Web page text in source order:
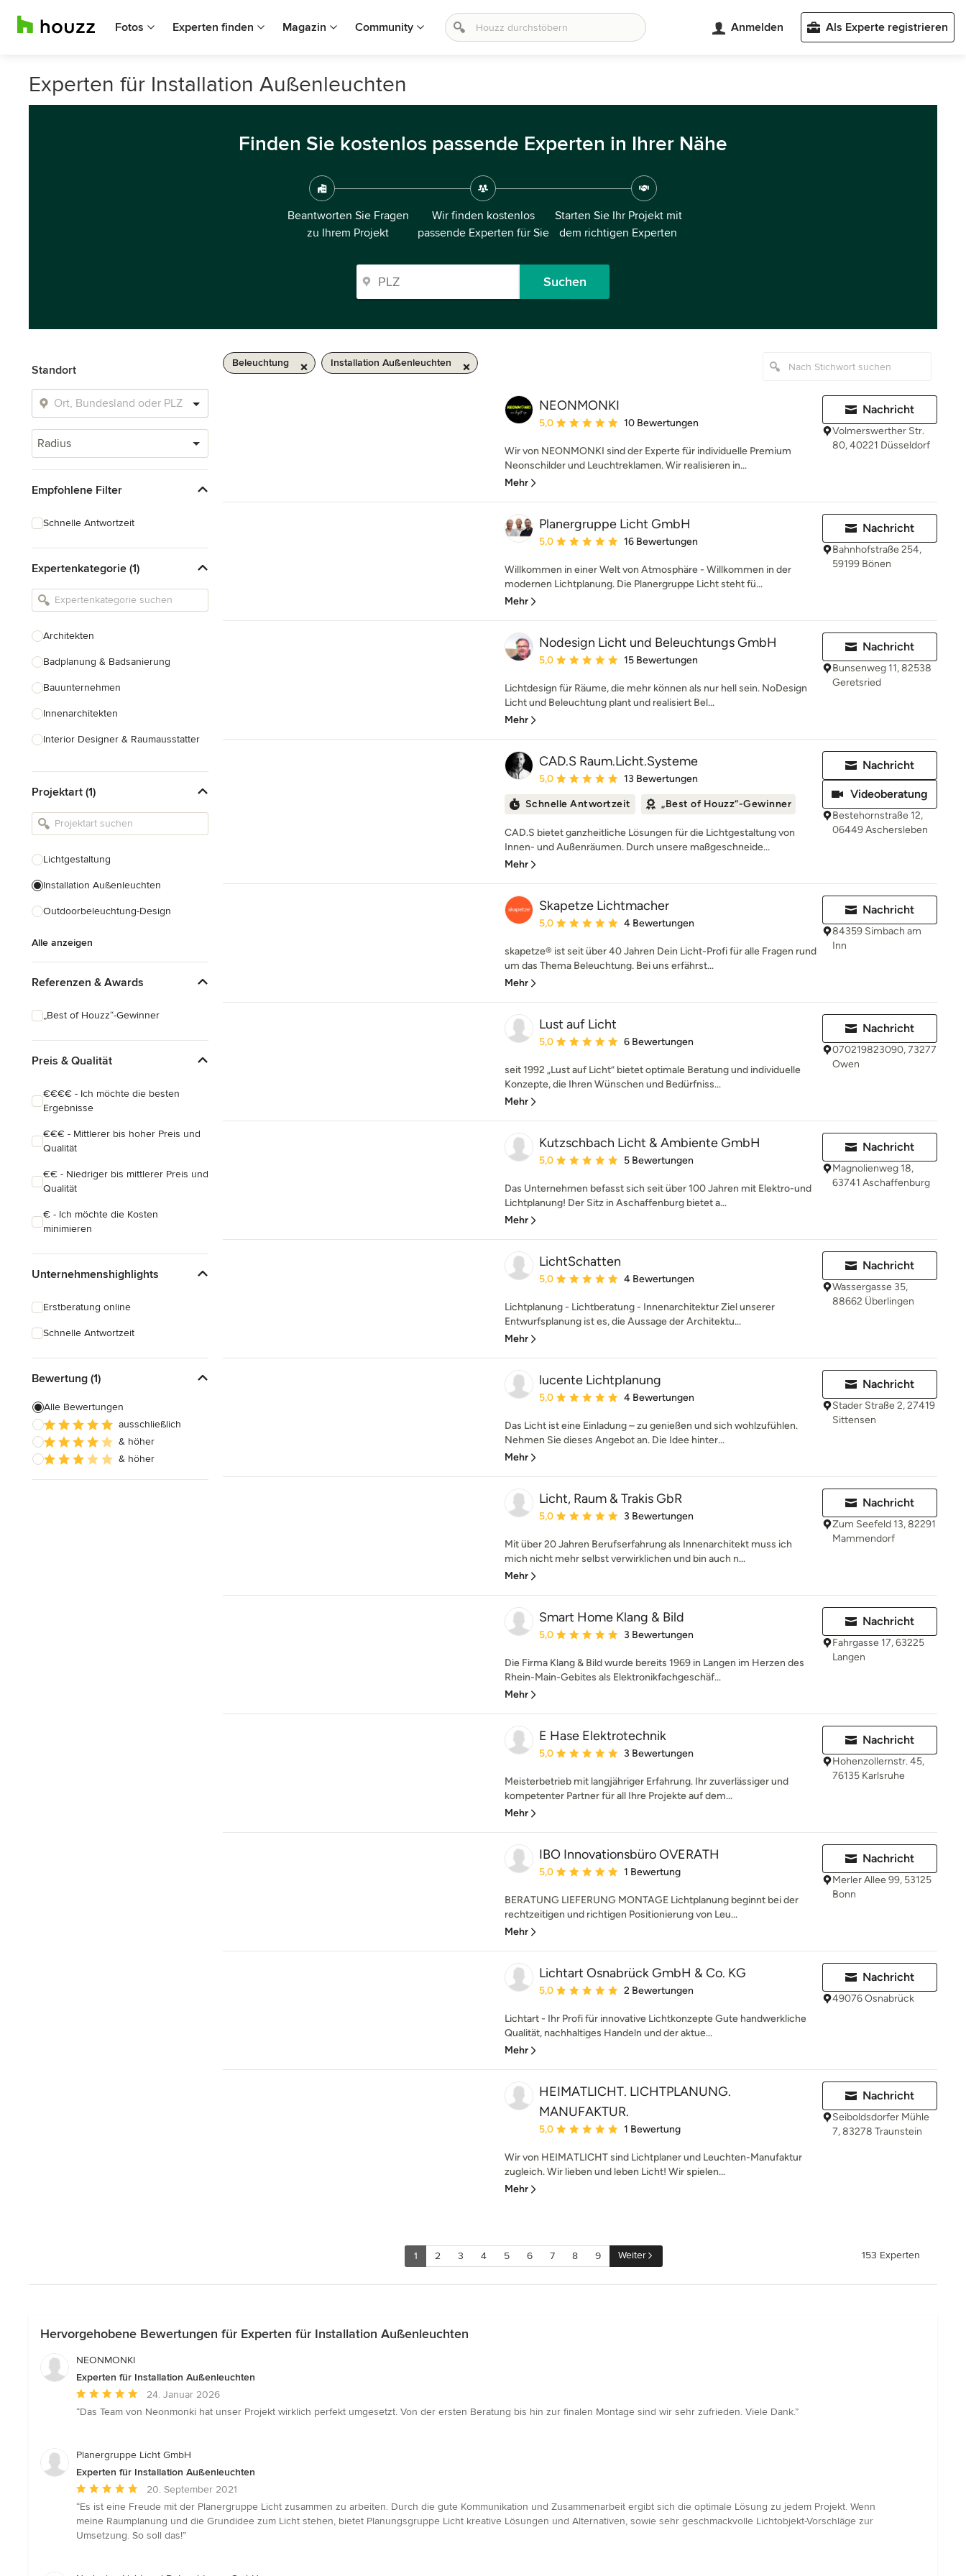
Fotos Experten finden Magazin Community Anmelden Als Experte registrieren
Experten für Installation Außenleuchten
Finden Sie kostenlos passende Experten in Ihrer Nähe
Beantworten Sie Fragen
zu Ihrem Projekt
Wir finden kostenlos
passende Experten für Sie
Starten Sie Ihr Projekt mit
dem richtigen Experten
Suchen
Standort
Radius
Empfohlene Filter
Schnelle Antwortzeit
Expertenkategorie (1)
Architekten
Badplanung & Badsanierung
Bauunternehmen
Innenarchitekten
Interior Designer & Raumausstatter
Landschaftsarchitekten
Armaturen & Sanitärbedarf
Einbauschränke
Projektart (1)
Lichtgestaltung
Installation Außenleuchten
Outdoorbeleuchtung-Design
Alle anzeigen
Referenzen & Awards
„Best of Houzz“-Gewinner
Preis & Qualität
€€€€ - Ich möchte die besten
Ergebnisse
€€€ - Mittlerer bis hoher Preis und
Qualität
€€ - Niedriger bis mittlerer Preis und
Qualität
€ - Ich möchte die Kosten
minimieren
Unternehmenshighlights
Erstberatung online
Schnelle Antwortzeit
Bewertung (1)
Alle Bewertungen
ausschließlich
& höher
& höher
Beleuchtung Installation Außenleuchten
NEONMONKI
Durchschnittliche Bewertung: 5 von 5 Sternen
5,0 10 Bewertungen
Wir von NEONMONKI sind der Experte für individuelle Premium
Neonschilder und Leuchtreklamen. Wir realisieren in...
Mehr
Nachricht
Volmerswerther Str.
80, 40221 Düsseldorf
Planergruppe Licht GmbH
Durchschnittliche Bewertung: 5 von 5 Sternen
5,0 16 Bewertungen
Willkommen in einer Welt von Atmosphäre - Willkommen in der
modernen Lichtplanung. Die Planergruppe Licht steht fü...
Mehr
Nachricht
Bahnhofstraße 254,
59199 Bönen
Nodesign Licht und Beleuchtungs GmbH
Durchschnittliche Bewertung: 5 von 5 Sternen
5,0 15 Bewertungen
Lichtdesign für Räume, die mehr können als nur hell sein. NoDesign
Licht und Beleuchtung plant und realisiert Bel...
Mehr
Nachricht
Bunsenweg 11, 82538
Geretsried
CAD.S Raum.Licht.Systeme
Durchschnittliche Bewertung: 5 von 5 Sternen
5,0 13 Bewertungen
Schnelle Antwortzeit „Best of Houzz“-Gewinner
CAD.S bietet ganzheitliche Lösungen für die Lichtgestaltung von
Innen- und Außenräumen. Durch unsere maßgeschneide...
Mehr
Nachricht
Videoberatung
Bestehornstraße 12,
06449 Aschersleben
Skapetze Lichtmacher
Durchschnittliche Bewertung: 5 von 5 Sternen
5,0 4 Bewertungen
skapetze® ist seit über 40 Jahren Dein Licht-Profi für alle Fragen rund
um das Thema Beleuchtung. Bei uns erfährst...
Mehr
Nachricht
84359 Simbach am
Inn
Lust auf Licht
Durchschnittliche Bewertung: 5 von 5 Sternen
5,0 6 Bewertungen
seit 1992 „Lust auf Licht” bietet optimale Beratung und individuelle
Konzepte, die Ihren Wünschen und Bedürfniss...
Mehr
Nachricht
070219823090, 73277
Owen
Kutzschbach Licht & Ambiente GmbH
Durchschnittliche Bewertung: 5 von 5 Sternen
5,0 5 Bewertungen
Das Unternehmen befasst sich seit über 100 Jahren mit Elektro-und
Lichtplanung! Der Sitz in Aschaffenburg bietet a...
Mehr
Nachricht
Magnolienweg 18,
63741 Aschaffenburg
LichtSchatten
Durchschnittliche Bewertung: 5 von 5 Sternen
5,0 4 Bewertungen
Lichtplanung - Lichtberatung - Innenarchitektur Ziel unserer
Entwurfsplanung ist es, die Aussage der Architektu...
Mehr
Nachricht
Wassergasse 35,
88662 Überlingen
lucente Lichtplanung
Durchschnittliche Bewertung: 5 von 5 Sternen
5,0 4 Bewertungen
Das Licht ist eine Einladung – zu genießen und sich wohlzufühlen.
Nehmen Sie dieses Angebot an. Die Idee hinter...
Mehr
Nachricht
Stader Straße 2, 27419
Sittensen
Licht, Raum & Trakis GbR
Durchschnittliche Bewertung: 5 von 5 Sternen
5,0 3 Bewertungen
Mit über 20 Jahren Berufserfahrung als Innenarchitekt muss ich
mich nicht mehr selbst verwirklichen und bin auch n...
Mehr
Nachricht
Zum Seefeld 13, 82291
Mammendorf
Smart Home Klang & Bild
Durchschnittliche Bewertung: 5 von 5 Sternen
5,0 3 Bewertungen
Die Firma Klang & Bild wurde bereits 1969 in Langen im Herzen des
Rhein-Main-Gebites als Elektronikfachgeschäf...
Mehr
Nachricht
Fahrgasse 17, 63225
Langen
E Hase Elektrotechnik
Durchschnittliche Bewertung: 5 von 5 Sternen
5,0 3 Bewertungen
Meisterbetrieb mit langjähriger Erfahrung. Ihr zuverlässiger und
kompetenter Partner für all Ihre Projekte auf dem...
Mehr
Nachricht
Hohenzollernstr. 45,
76135 Karlsruhe
IBO Innovationsbüro OVERATH
Durchschnittliche Bewertung: 5 von 5 Sternen
5,0 1 Bewertung
BERATUNG LIEFERUNG MONTAGE Lichtplanung beginnt bei der
rechtzeitigen und richtigen Positionierung von Leu...
Mehr
Nachricht
Merler Allee 99, 53125
Bonn
Lichtart Osnabrück GmbH & Co. KG
Durchschnittliche Bewertung: 5 von 5 Sternen
5,0 2 Bewertungen
Lichtart - Ihr Profi für innovative Lichtkonzepte Gute handwerkliche
Qualität, nachhaltiges Handeln und der aktue...
Mehr
Nachricht
49076 Osnabrück
HEIMATLICHT. LICHTPLANUNG.
MANUFAKTUR.
Durchschnittliche Bewertung: 5 von 5 Sternen
5,0 1 Bewertung
Wir von HEIMATLICHT sind Lichtplaner und Leuchten-Manufaktur
zugleich. Wir lieben und leben Licht! Wir spielen...
Mehr
Nachricht
Seiboldsdorfer Mühle
7, 83278 Traunstein
1 2 3 4 5 6 7 8 9 Weiter 153 Experten
Hervorgehobene Bewertungen für Experten für Installation Außenleuchten
NEONMONKI
Experten für Installation Außenleuchten
Durchschnittliche
Bewertung:
5
24. Januar 2026
“Das Team von Neonmonki hat unser Projekt wirklich perfekt umgesetzt. Von der ersten Beratung bis hin zur finalen Montage sind wir sehr zufrieden. Viele Dank.”
Planergruppe Licht GmbH
Experten für Installation Außenleuchten
Durchschnittliche
Bewertung:
5
von
20. September 2021
“Es ist eine Freude mit der Planergruppe Licht zusammen zu arbeiten. Durch die gute Kommunikation und Zusammenarbeit ergibt sich die optimale Lösung zu jedem Projekt. Wenn
meine Raumplanung und die Grundidee zum Licht stehen, bietet Planungsgruppe Licht kreative Lösungen und Alternativen, sowie sehr geschmackvolle Lichtobjekt-Vorschläge zur
Umsetzung. So soll das!”